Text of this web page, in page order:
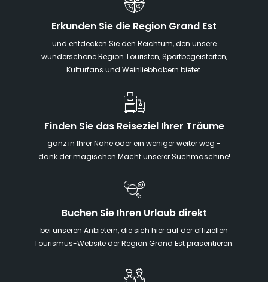
Erkunden Sie die Region Grand Est
und entdecken Sie den Reichtum, den unsere
wunderschöne Region Touristen, Sportbegeisterten,
Kulturfans und Weinliebhabern bietet.
Finden Sie das Reiseziel Ihrer Träume
ganz in Ihrer Nähe oder ein weniger weiter weg -
dank der magischen Macht unserer Suchmaschine!
Buchen Sie Ihren Urlaub direkt
bei unseren Anbietern, die sich hier auf der offiziellen
Tourismus-Website der Region Grand Est präsentieren.